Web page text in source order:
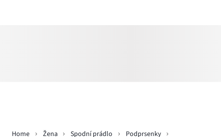
Home Žena Spodní prádlo
Podprsenky